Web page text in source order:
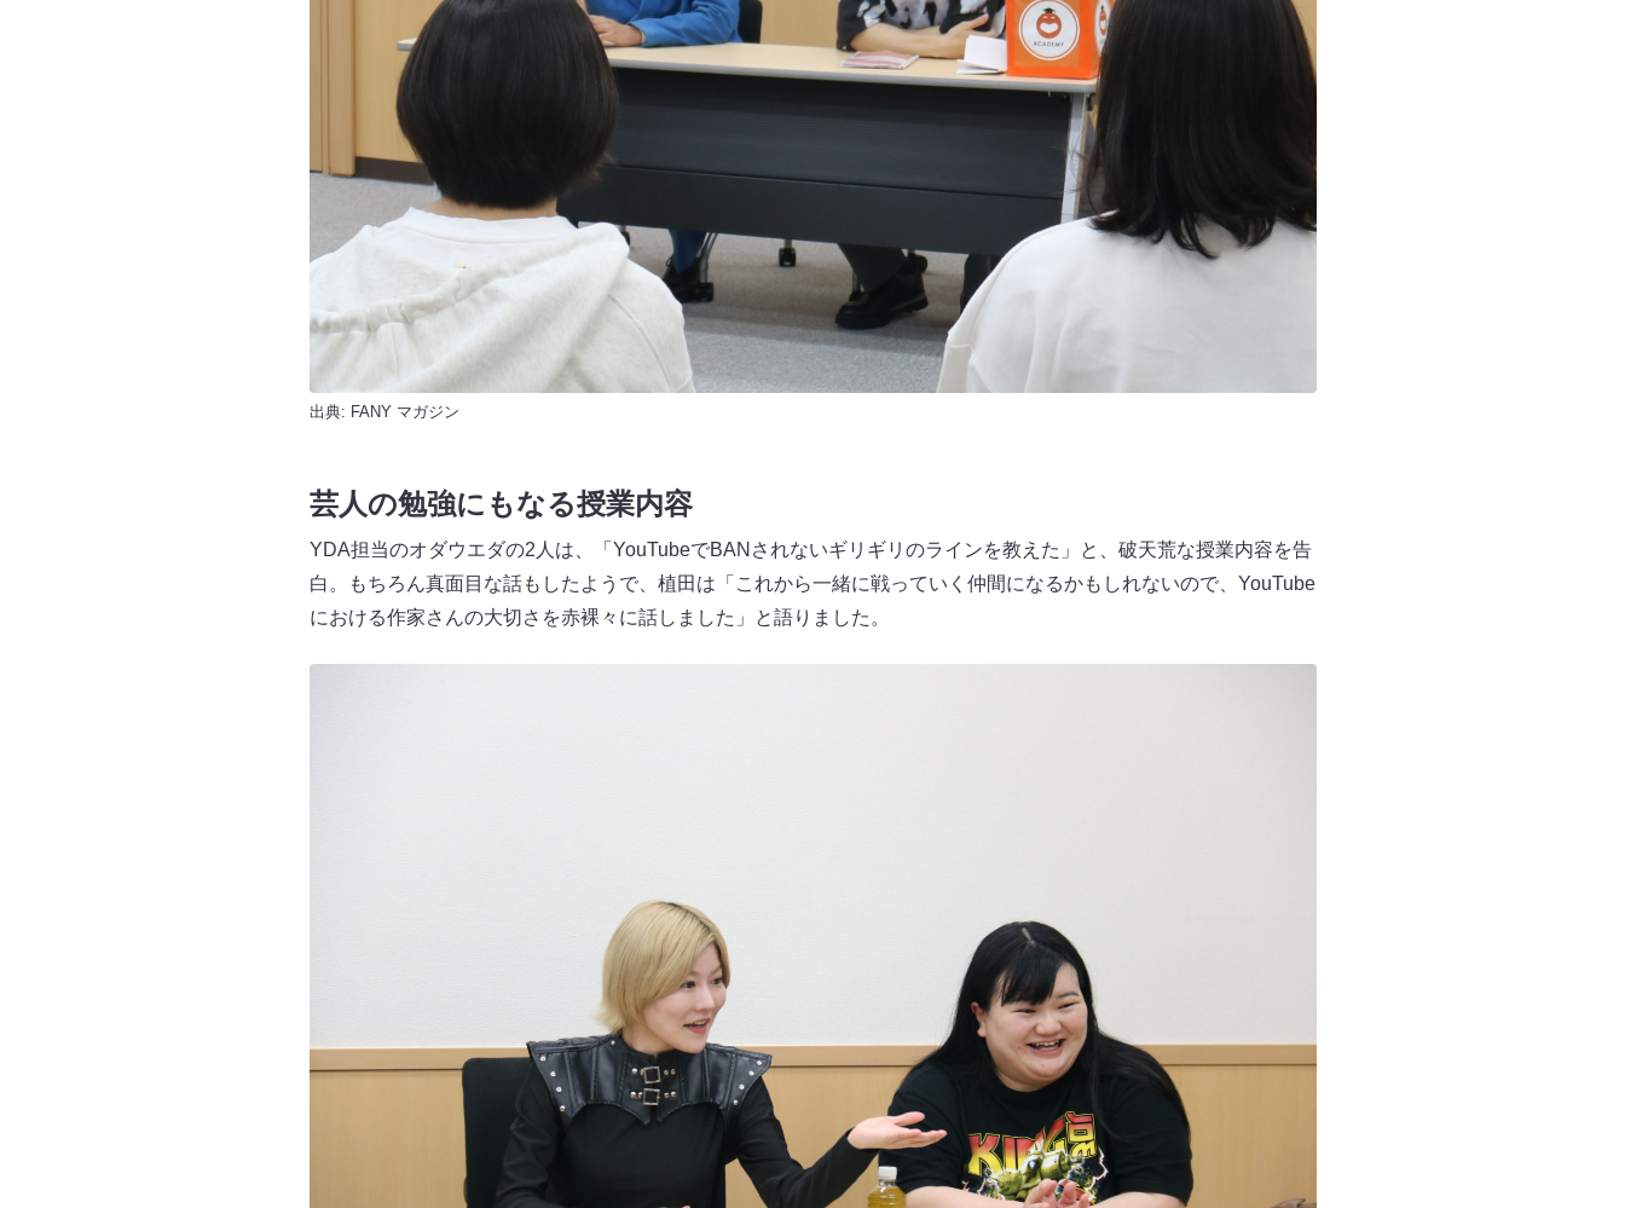
出典: FANY マガジン
芸人の勉強にもなる授業内容
YDA担当のオダウエダの2人は、「YouTubeでBANされないギリギリのラインを教えた」と、破天荒な授業内容を告
白。もちろん真面目な話もしたようで、植田は「これから一緒に戦っていく仲間になるかもしれないので、YouTube
における作家さんの大切さを赤裸々に話しました」と語りました。